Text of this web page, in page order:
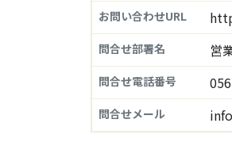
お問い合わせURL
問合せ部署名 営
問合せ電話番号
問合せメール